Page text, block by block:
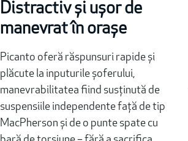
Distractiv și ușor de
manevrat în orașe
Picanto oferă răspunsuri rapide și
plăcute la inputurile șoferului,
manevrabilitatea fiind susținută de
suspensiile independente față de tip
MacPherson și de o punte spate cu